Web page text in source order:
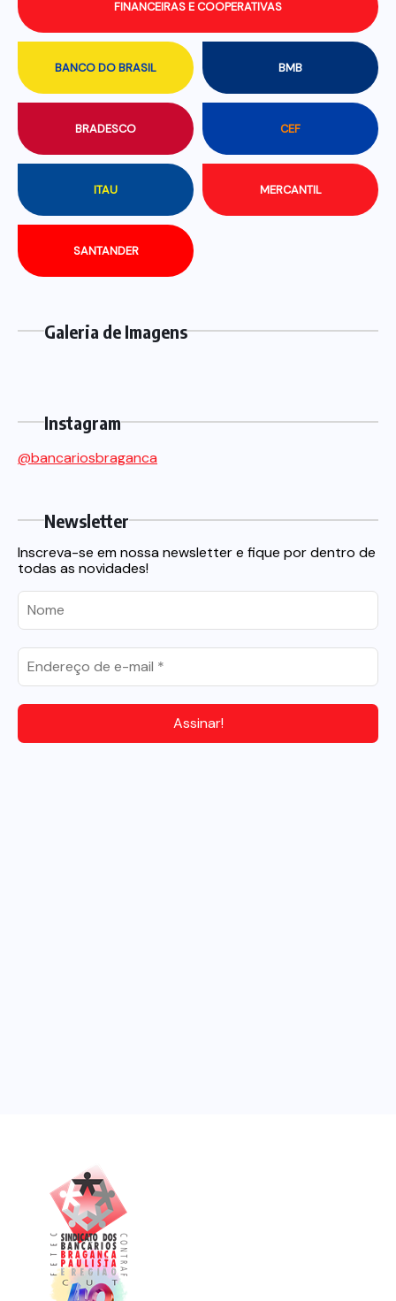
BANCO DO BRASIL BMB
BRADESCO CEF
FINANCEIRAS E COOPERATIVAS
ITAU MERCANTIL
SANTANDER
Galeria de Imagens
Instagram
@bancariosbraganca
Newsletter
Inscreva-se em nossa newsletter e fique por dentro de
todas as novidades!